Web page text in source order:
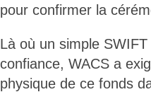
pour confirmer la
Là où un simple
confiance, WACS a
physique de ce fonds